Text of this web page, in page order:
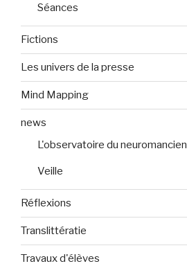
Séances
Fictions
Les univers de la presse
Mind Mapping
news
L'observatoire du neuromancien
Veille
Réflexions
Translittératie
Travaux d'élèves